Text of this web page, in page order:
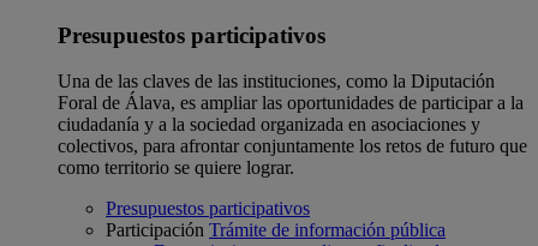
Presupuestos participativos
Una de las claves de las instituciones, como la Diputación
Foral de Álava, es ampliar las oportunidades de participar a la
ciudadanía y a la sociedad organizada en asociaciones y
colectivos, para afrontar conjuntamente los retos de futuro que
como territorio se quiere lograr.
Presupuestos participativos
Participación Trámite de información pública